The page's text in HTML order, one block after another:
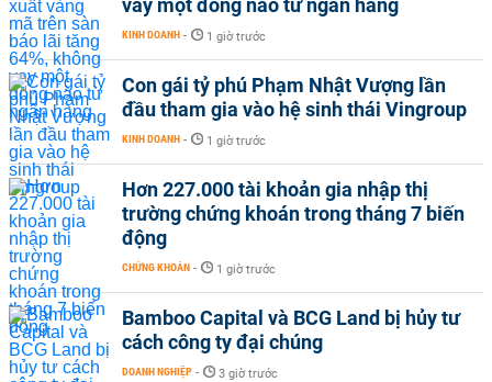
vay một đồng nào từ ngân hàng
KINH DOANH - 1 giờ trước
Con gái tỷ phú Phạm Nhật Vượng lần
đầu tham gia vào hệ sinh thái Vingroup
KINH DOANH - 1 giờ trước
Hơn 227.000 tài khoản gia nhập thị
trường chứng khoán trong tháng 7 biến
động
CHỨNG KHOÁN - 1 giờ trước
Bamboo Capital và BCG Land bị hủy tư
cách công ty đại chúng
DOANH NGHIỆP - 3 giờ trước